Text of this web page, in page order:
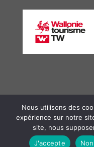
© 2026 GAL
Nous utilisons des
expérience sur notre
site, nous
J'accepte
Non